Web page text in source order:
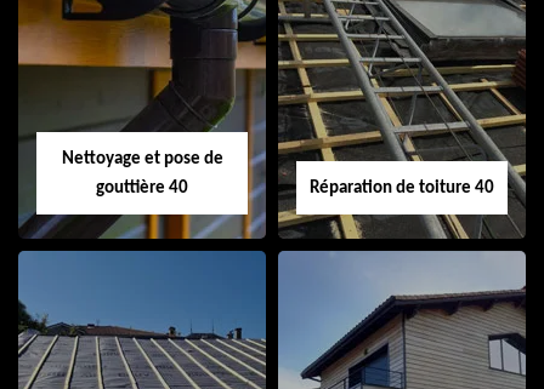
Isolation de toiture
40
Peinture sur tuile
40
Nettoyage et pose de
gouttière 40
Nettoyage et pose
Réparation de toiture 40
Réparation de